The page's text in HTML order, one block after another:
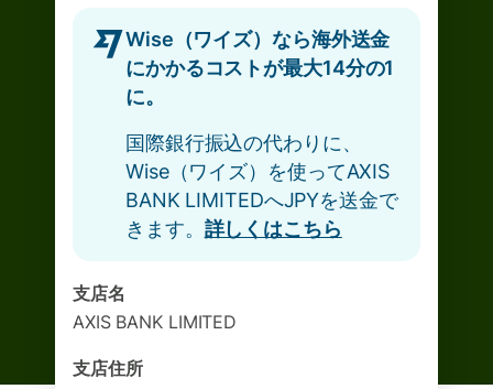
Wise（ワイズ）なら海外送金
にかかるコストが最大14分の1
に。
国際銀行振込の代わりに、
Wise（ワイズ）を使ってAXIS
BANK LIMITEDへJPYを送金で
きます。 詳しくはこちら
支店名
AXIS BANK LIMITED
支店住所